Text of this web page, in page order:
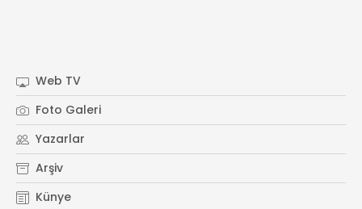
Web TV
Foto Galeri
Yazarlar
Arşiv
Künye